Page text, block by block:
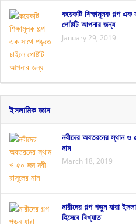
কয়েকটি শিক্ষামূলক গল্প এক
পোষ্টটি আপনার জন্য
January 29, 2019
ইসলামিক জ্ঞান
নবীদের অবতরনের স্থান ও
নাম
March 18, 2019
নারীদের গল্প পড়ুন যারা
হিসেবে বিখ্যাত